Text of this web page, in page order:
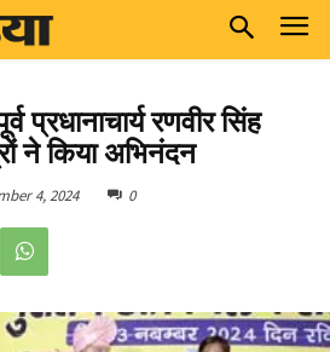
प्रधानाचार्य रणवीर सिंह
ने किया अभिनंदन
4, 2024 0